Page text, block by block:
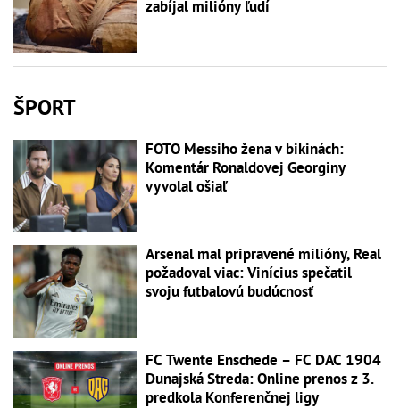
zabíjal milióny ľudí
ŠPORT
FOTO Messiho žena v bikinách:
Komentár Ronaldovej Georginy
vyvolal ošiaľ
Arsenal mal pripravené milióny, Real
požadoval viac: Vinícius spečatil
svoju futbalovú budúcnosť
FC Twente Enschede – FC DAC 1904
Dunajská Streda: Online prenos z 3.
predkola Konferenčnej ligy